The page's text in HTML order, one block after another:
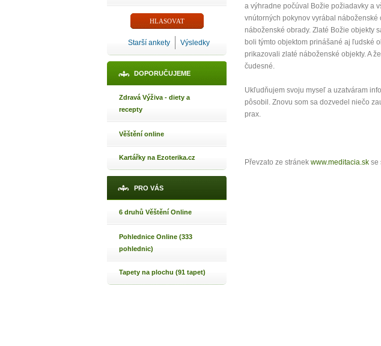
Starší ankety Výsledky
DOPORUČUJEME
Zdravá Výživa - diety a
recepty
Věštění online
Kartářky na Ezoterika.cz
PRO VÁS
6 druhů Věštění Online
Pohlednice Online (333
pohlednic)
Tapety na plochu (91 tapet)
a výhradne počúval Božie požiadavky a
vnútorných pokynov vyrábal náboženské
náboženské obrady. Zlaté Božie objekty
boli týmto objektom prinášané aj ľudské
prikazovali zlaté náboženské objekty. A
čudesné.
Ukľudňujem svoju myseľ a uzatváram
pôsobil. Znovu som sa dozvedel niečo
prax.
Převzato ze stránek www.meditacia.sk se